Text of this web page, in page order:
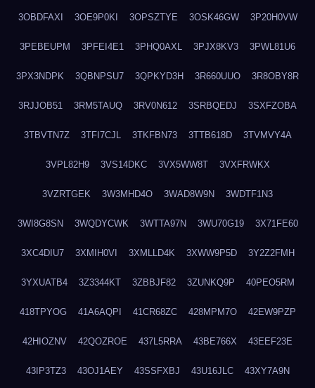
3OBDFAXI 3OE9P0KI 3OPSZTYE 3OSK46GW 3P20H0VW
3PEBEUPM 3PFEI4E1 3PHQ0AXL 3PJX8KV3 3PWL81U6
3PX3NDPK 3QBNPSU7 3QPKYD3H 3R660UUO 3R8OBY8R
3RJJOB51 3RM5TAUQ 3RV0N612 3SRBQEDJ 3SXFZOBA
3TBVTN7Z 3TFI7CJL 3TKFBN73 3TTB618D 3TVMVY4A
3VPL82H9 3VS14DKC 3VX5WW8T 3VXFRWKX
3VZRTGEK 3W3MHD4O 3WAD8W9N 3WDTF1N3
3WI8G8SN 3WQDYCWK 3WTTA97N 3WU70G19 3X71FE60
3XC4DIU7 3XMIH0VI 3XMLLD4K 3XWW9P5D 3Y2Z2FMH
3YXUATB4 3Z3344KT 3ZBBJF82 3ZUNKQ9P 40PEO5RM
418TPYOG 41A6AQPI 41CR68ZC 428MPM7O 42EW9PZP
42HIOZNV 42QOZROE 437L5RRA 43BE766X 43EEF23E
43IP3TZ3 43OJ1AEY 43SSFXBJ 43U16JLC 43XY7A9N